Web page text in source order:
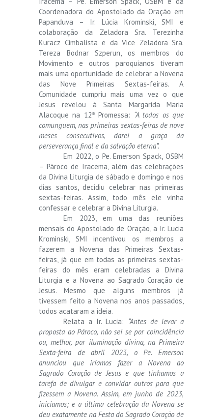
Coordenadora do Apostolado da Oração em
Papanduva – Ir. Lúcia Krominski, SMI e
colaboração da Zeladora Sra. Terezinha
Kuracz Cimbalista e da Vice Zeladora Sra.
Tereza Bodnar Szperun, os membros do
Movimento e outros paroquianos tiveram
mais uma oportunidade de celebrar a Novena
das Nove Primeiras Sextas-feiras. A
Comunidade cumpriu mais uma vez o que
Jesus revelou à Santa Margarida Maria
Alacoque na 12ª Promessa: “A todos os que
comunguem, nas primeiras sextas-feiras de nove
meses consecutivos, darei a graça da
perseverança final e da salvação eterna”.
Em 2022, o Pe. Emerson Spack, OSBM
– Pároco de Iracema, além das celebrações
da Divina Liturgia de sábado e domingo e nos
dias santos, decidiu celebrar nas primeiras
sextas-feiras. Assim, todo mês ele vinha
confessar e celebrar a Divina Liturgia.
Em 2023, em uma das reuniões
mensais do Apostolado de Oração, a Ir. Lucia
Krominski, SMI incentivou os membros a
fazerem a Novena das Primeiras Sextas-
feiras, já que em todas as primeiras sextas-
feiras do mês eram celebradas a Divina
Liturgia e a Novena ao Sagrado Coração de
Jesus. Mesmo que alguns membros já
tivessem feito a Novena nos anos passados,
todos acataram a ideia.
Relata a Ir. Lucia: “Antes de levar a
proposta ao Pároco, não sei se por coincidência
ou, melhor, por iluminação divina, na Primeira
Sexta-feira de abril 2023, o Pe. Emerson
anunciou que iríamos fazer a Novena ao
Sagrado Coração de Jesus e que tínhamos a
tarefa de divulgar e convidar outros para que
fizessem a Novena. Assim, em junho de 2023,
iniciamos; e a última celebração da Novena se
deu exatamente na Festa do Sagrado Coração de